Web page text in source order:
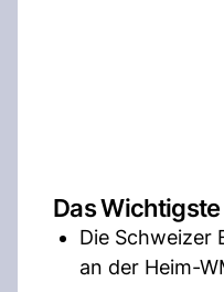
Das Wichtigste
Die Schweizer
an der Heim-